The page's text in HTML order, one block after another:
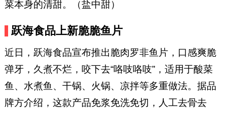
菜本身的清甜。（盐中甜）
跃海食品上新脆脆鱼片
近日，跃海食品宣布推出脆肉罗非鱼片，口感爽脆
弹牙，久煮不烂，咬下去“咯吱咯吱”，适用于酸菜
鱼、水煮鱼、干锅、火锅、凉拌等多重做法。据品
牌方介绍，这款产品免浆免洗免切，人工去骨去